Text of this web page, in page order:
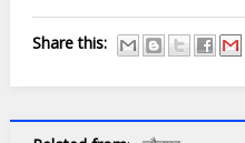
Share this: